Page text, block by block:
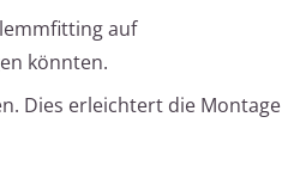
auf
könnten.
Dies erleichtert die Montage